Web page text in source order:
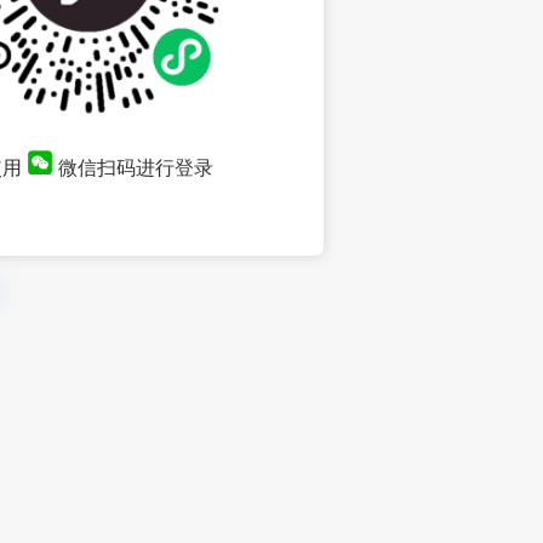
微信扫码进行登录